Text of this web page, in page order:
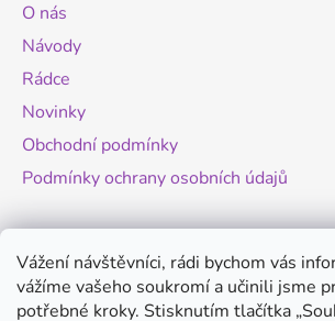
Vážení návštěvníci, rádi bychom vás
vážíme vašeho soukromí a učinili jsme
potřebné kroky. Stisknutím tlačítka
O nás
Návody
Rádce
Novinky
Obchodní podmínky
Podmínky ochrany osobních údajů
Novinky
Změny legislativy pro provoz